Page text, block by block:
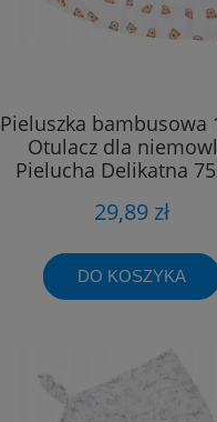
Pieluszka bambusowa
Otulacz dla
Pielucha Delikatna
29,89 zł
DO KOSZYKA